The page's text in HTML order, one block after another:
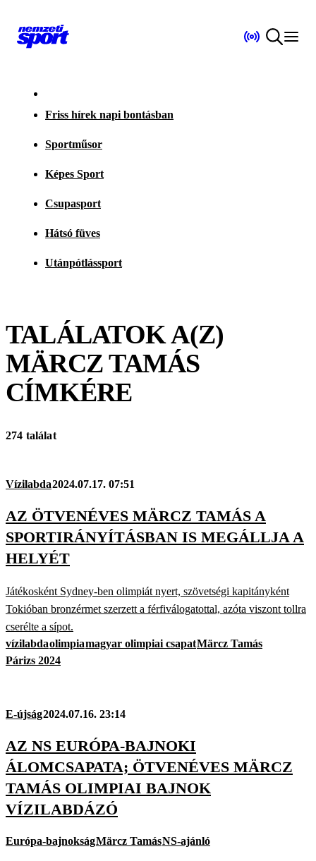
Friss hírek napi bontásban
Sportműsor
Képes Sport
Csupasport
Hátsó füves
Utánpótlássport
TALÁLATOK A(Z)
MÄRCZ TAMÁS
CÍMKÉRE
274 találat
Vízilabda2024.07.17. 07:51
AZ ÖTVENÉVES MÄRCZ TAMÁS A
SPORTIRÁNYÍTÁSBAN IS MEGÁLLJA A
HELYÉT
Játékosként Sydney-ben olimpiát nyert, szövetségi kapitányként
Tokióban bronzérmet szerzett a férfiválogatottal, azóta viszont tollra
cserélte a sípot.
vízilabdaolimpiamagyar olimpiai csapatMärcz Tamás
Párizs 2024
E-újság2024.07.16. 23:14
AZ NS EURÓPA-BAJNOKI
ÁLOMCSAPATA; ÖTVENÉVES MÄRCZ
TAMÁS OLIMPIAI BAJNOK
VÍZILABDÁZÓ
Európa-bajnokságMärcz TamásNS-ajánló